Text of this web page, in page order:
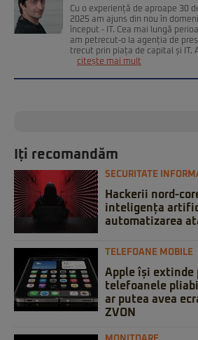
Cu o experiență de aproape 30
2025 am ajuns din nou în
început - IT. Cea mai lungă
am petrecut-o la agenția de
trecut prin piața de capital și IT.
citește mai mult
Iți recomandăm
SECURITATE
Hackerii nord-
inteligența
automatizarea
TELEFOANE MOBILE
Apple își extinde
telefoanele
ar putea avea
ZVON